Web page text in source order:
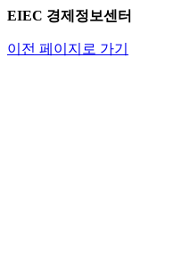
EIEC 경제정보센터
이전 페이지로 가기